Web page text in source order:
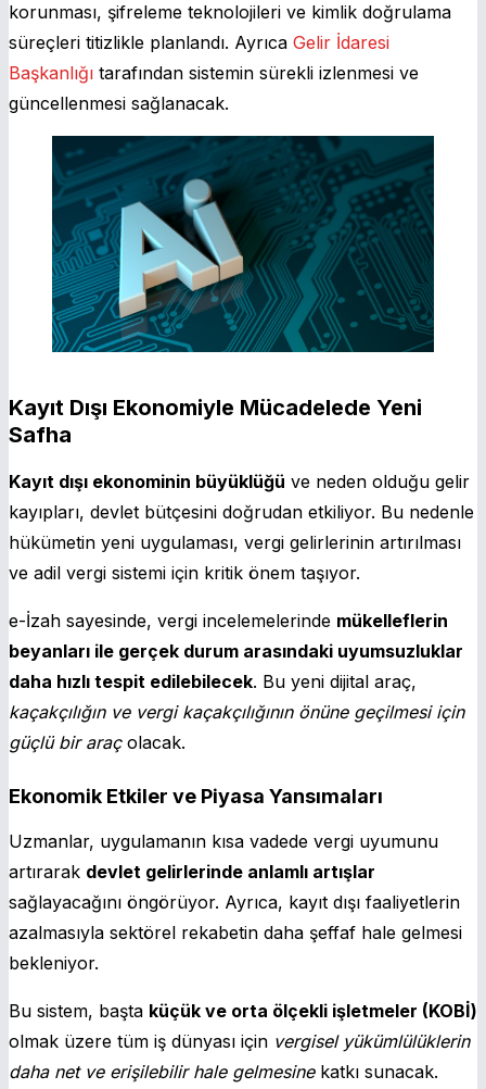
korunması, şifreleme teknolojileri ve kimlik doğrulama
süreçleri titizlikle planlandı. Ayrıca Gelir İdaresi
Başkanlığı tarafından sistemin sürekli izlenmesi ve
güncellenmesi sağlanacak.
Kayıt Dışı Ekonomiyle Mücadelede Yeni
Safha
Kayıt dışı ekonominin büyüklüğü ve neden olduğu gelir
kayıpları, devlet bütçesini doğrudan etkiliyor. Bu nedenle
hükümetin yeni uygulaması, vergi gelirlerinin artırılması
ve adil vergi sistemi için kritik önem taşıyor.
e-İzah sayesinde, vergi incelemelerinde mükelleflerin
beyanları ile gerçek durum arasındaki uyumsuzluklar
daha hızlı tespit edilebilecek. Bu yeni dijital araç,
kaçakçılığın ve vergi kaçakçılığının önüne geçilmesi için
güçlü bir araçolacak.
Ekonomik Etkiler ve Piyasa Yansımaları
Uzmanlar, uygulamanın kısa vadede vergi uyumunu
artırarak devlet gelirlerinde anlamlı artışlar
sağlayacağını öngörüyor. Ayrıca, kayıt dışı faaliyetlerin
azalmasıyla sektörel rekabetin daha şeffaf hale gelmesi
bekleniyor.
Bu sistem, başta küçük ve orta ölçekli işletmeler (KOBİ)
olmak üzere tüm iş dünyası için vergisel yükümlülüklerin
daha net ve erişilebilir hale gelmesinekatkı sunacak.